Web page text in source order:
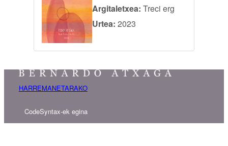
Argitaletxea: Treci erg
Urtea: 2023
HARREMANETARAKO
CodeSyntax-ek egina